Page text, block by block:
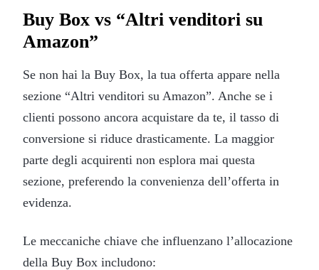
Buy Box vs “Altri venditori su
Amazon”
Se non hai la Buy Box, la tua offerta appare nella
sezione “Altri venditori su Amazon”. Anche se i
clienti possono ancora acquistare da te, il tasso di
conversione si riduce drasticamente. La maggior
parte degli acquirenti non esplora mai questa
sezione, preferendo la convenienza dell’offerta in
evidenza.
Le meccaniche chiave che influenzano l’allocazione
della Buy Box includono: